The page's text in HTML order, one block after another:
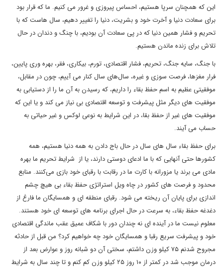
این که همچنان سرپا هستیم، احساس پیروزی و غرور می کنیم. ما که قرار بود
برای سعادت دنیا و آخرت خود و بشریت، دنیا را تغییر دهیم، سال هاست که با
تحریم و فشار همین دنیا که در پی سعادت آن بودیم، با چنگ و دندان در حال
تلاش برای زنده ماندن هستیم.
با جنگ، سایه جنگ، تحریم، فشار اقتصادی، تورم، بیکاری، فقر، بهره وری پایین،
فرار مغزها، فرصت سوزی و غیره، سال‌های سال کنار می آییم، چون در مقابل،
موفقیتی عظیم به اسم حفظ بقاء را داریم، که رسیدن به آن ما را از دستیابی به
موفقیت های دیگر مثل پیشرفت و توسعه اقتصادی بی نیاز می کند و یا این که
موفقیت های غیر از حفظ بقا، در این شرایط به نوعی لوکس و غیر حیاتی به
حساب می آیند.
برای حفظ بقاء سال های سال در حال باج دادن به همه دنیا هستیم، همه
کشورها حتی آنهایی که با ما ادعای دوستی دارند، یا از شرایط تحریم ما بهره
مادی می برند یا مزورانه با کارت ما در رقابت با رقبای خود بازی می‌کنند. منابع
محدود و فرصت های کشور در چاه ویل استراتژی حفظ بقاء بی هیچ چشم
اندازی برای پایان آن ریخته می شود. رقبای منطقه ای و همسایگان ما فارغ از
دغدغه حفظ بقاء، به سرعت در حال اجرای برنامه های توسعه ای خود هستند.
معلوم نیست ما در آینده ای نه چندان دور با شکاف عمیق عقب ماندگی اقتصادی
خود و پیشرفت سریع رقبا و همسایگان خود چه خواهیم کرد؟ من قبل از حادثه
مجروح شدنم ۷۵ کیلو وزن داشتم، سختی آن دو شبانه روز و عوارض بعد از
درمان موجب شد در کمتر از ۱۰ روز ۲۵ کیلو وزن کم کنم و تا چند سال به شرایط